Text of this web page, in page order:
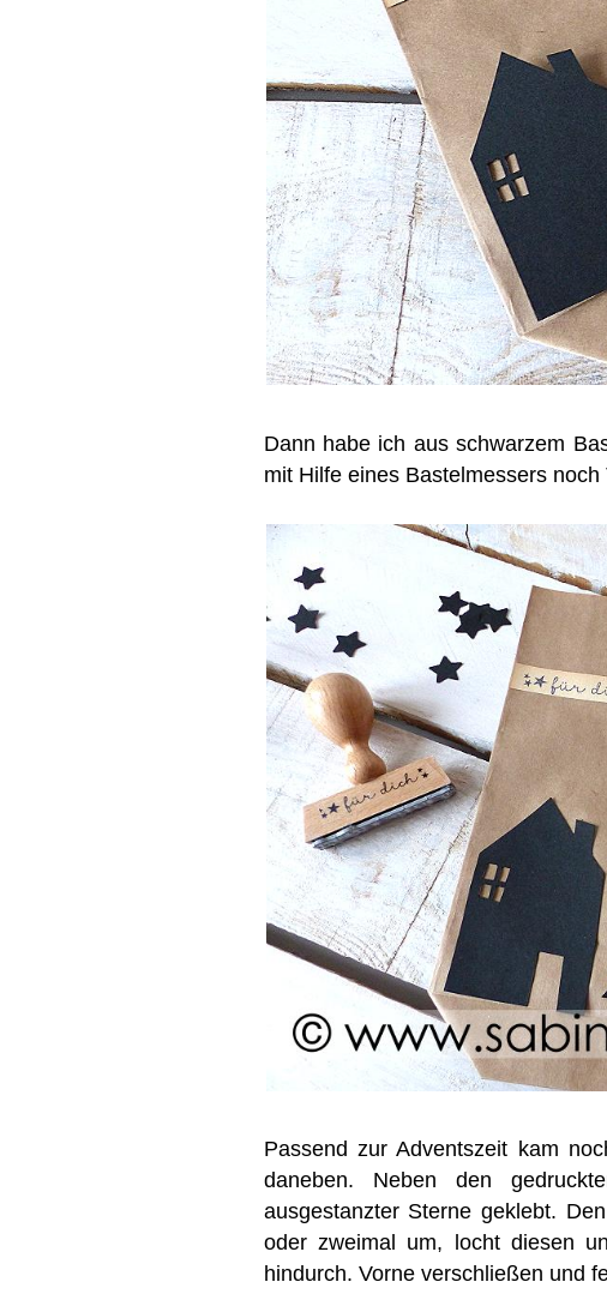
Dann habe ich aus schwarzem
mit Hilfe eines Bastelmessers
Passend zur Adventszeit kam
daneben. Neben den
ausgestanzter Sterne geklebt.
oder zweimal um, locht diesen
hindurch. Vorne verschließen und